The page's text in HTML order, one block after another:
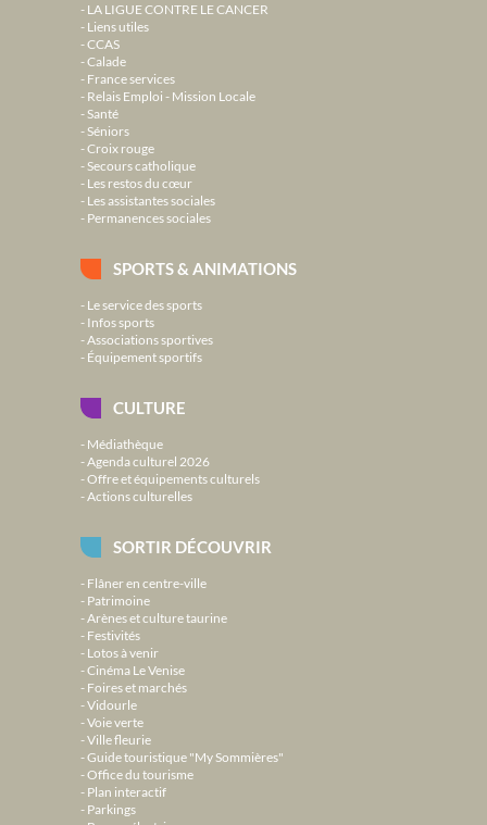
LA LIGUE CONTRE LE CANCER
Liens utiles
CCAS
Calade
France services
Relais Emploi - Mission Locale
Santé
Séniors
Croix rouge
Secours catholique
Les restos du cœur
Les assistantes sociales
Permanences sociales
SPORTS & ANIMATIONS
Le service des sports
Infos sports
Associations sportives
Équipement sportifs
CULTURE
Médiathèque
Agenda culturel 2026
Offre et équipements culturels
Actions culturelles
SORTIR DÉCOUVRIR
Flâner en centre-ville
Patrimoine
Arènes et culture taurine
Festivités
Lotos à venir
Cinéma Le Venise
Foires et marchés
Vidourle
Voie verte
Ville fleurie
Guide touristique "My Sommières"
Office du tourisme
Plan interactif
Parkings